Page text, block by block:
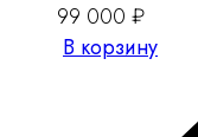
99 000 ₽
В корзину